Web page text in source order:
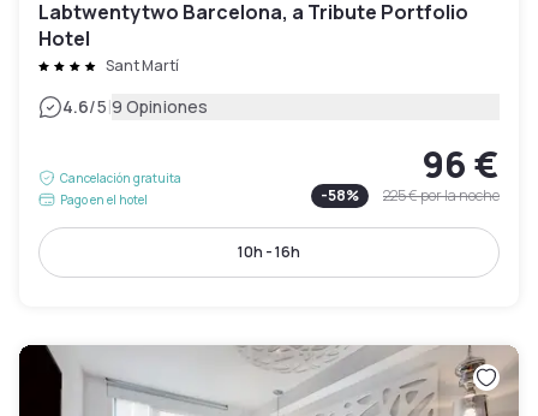
Labtwentytwo Barcelona, a Tribute Portfolio
Hotel
Sant Martí
4.6/5|9 Opiniones
Cancelación gratuita
Pago en el hotel
96 €
-58% 225 €por la noche
10h - 16h